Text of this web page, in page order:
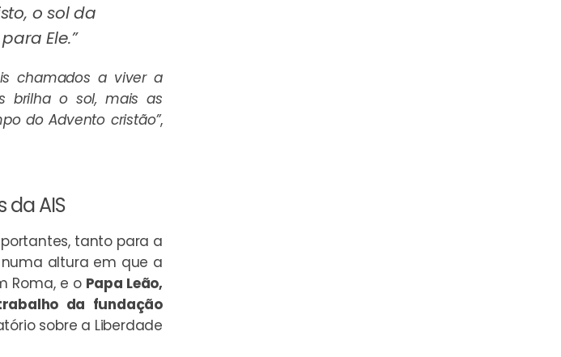
o sol da
Ele.”
chamados a viver a
brilha o sol, mais as
do Advento cristão”,
da AIS
tanto para a
numa altura em que a
Roma, e o Papa Leão,
da fundação
sobre a Liberdade